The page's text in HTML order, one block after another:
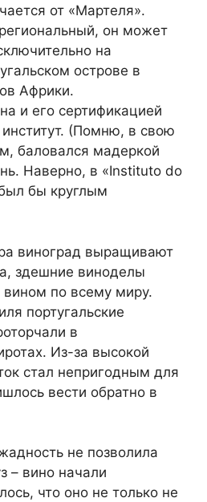
от «Мартеля».
он может
на
острове в
Африки.
и его сертификацией
(Помню, в свою
баловался мадеркой
Наверно, в «Instituto do
бы круглым
виноград выращивают
здешние виноделы
вином по всему миру.
португальские
в
Из-за высокой
стал непригодным для
вести обратно в
не позволила
– вино начали
что оно не только не